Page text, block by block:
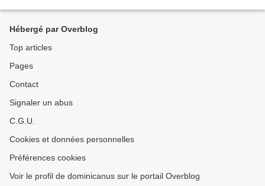
Hébergé par Overblog
Top articles
Pages
Contact
Signaler un abus
C.G.U.
Cookies et données personnelles
Préférences cookies
Voir le profil de dominicanus sur le portail Overblog